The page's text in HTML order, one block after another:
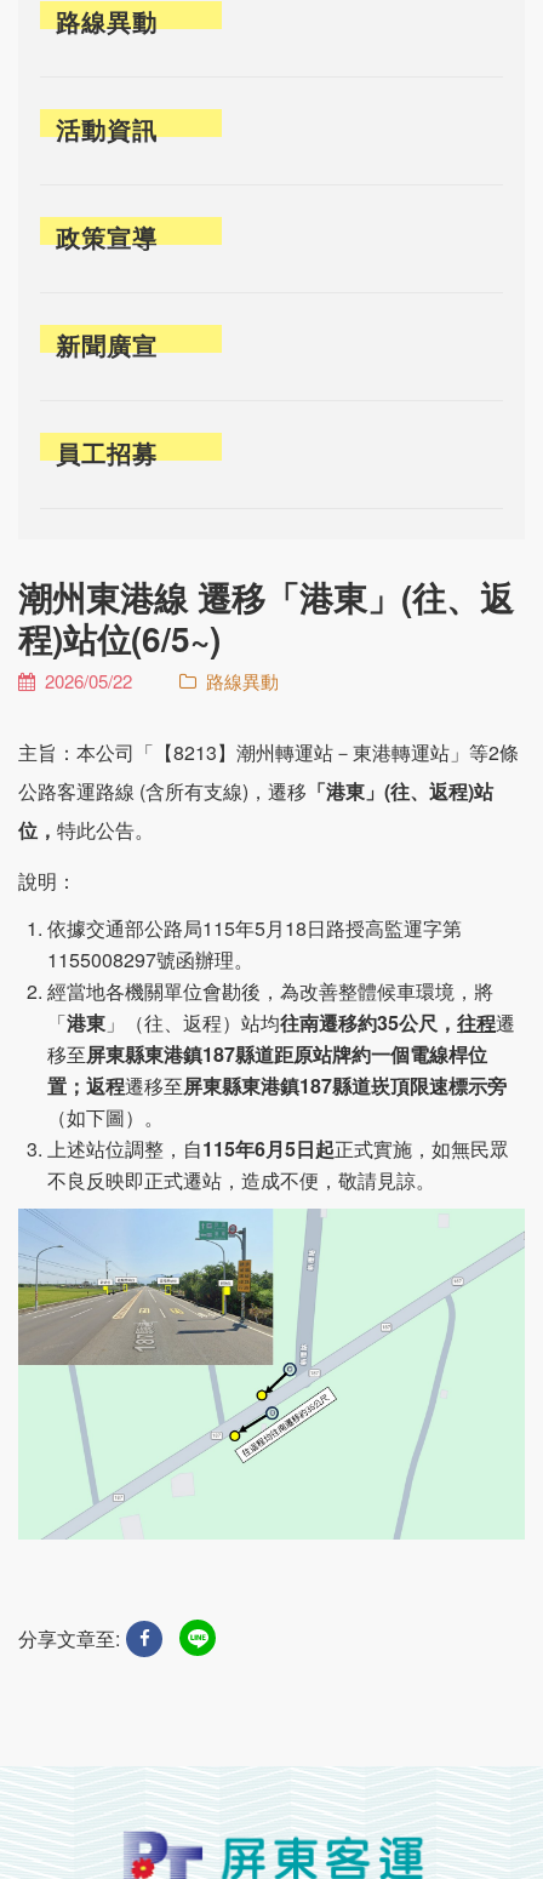
路線異動
活動資訊
政策宣導
新聞廣宣
員工招募
潮州東港線 遷移「港東」(往、返
程)站位(6/5~)
2026/05/22 路線異動
主旨：本公司「【8213】潮州轉運站－東港轉運站」等2條
公路客運路線 (含所有支線)，遷移 「港東」(往、返程)站
位， 特此公告。
說明：
依據交通部公路局115年5月18日路授高監運字第
1155008297號函辦理。
經當地各機關單位會勘後，為改善整體候車環境，將
「港東 」（往、返程）站均往南遷移約35公尺， 往程遷
移至屏東縣東港鎮187縣道距原站牌約一個電線桿位
置；返程遷移至屏東縣東港鎮187縣道崁頂限速標示旁
（如下圖）。
上述站位調整，自115年6月5日起正式實施，如無民眾
不良反映即正式遷站，造成不便，敬請見諒。
分享文章至: